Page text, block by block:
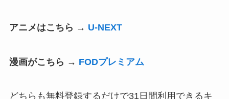
アニメはこちら → U-NEXT
漫画がこちら → FODプレミアム
どちらも無料登録するだけで31日間利用できるキ